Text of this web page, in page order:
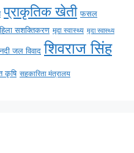
प्राकृतिक खेती फसल
सशक्तिकरण मृदा स्वास्थ्य मृदा स्वास्थ्य
जल विवाद शिवराज सिंह
कृषि सहकारिता मंत्रालय